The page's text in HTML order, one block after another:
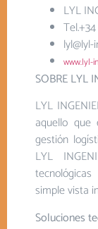
LYL
www.lyl-
SOBRE LYL
LYL
aquello
gestión
LYL
simple vista
Soluciones